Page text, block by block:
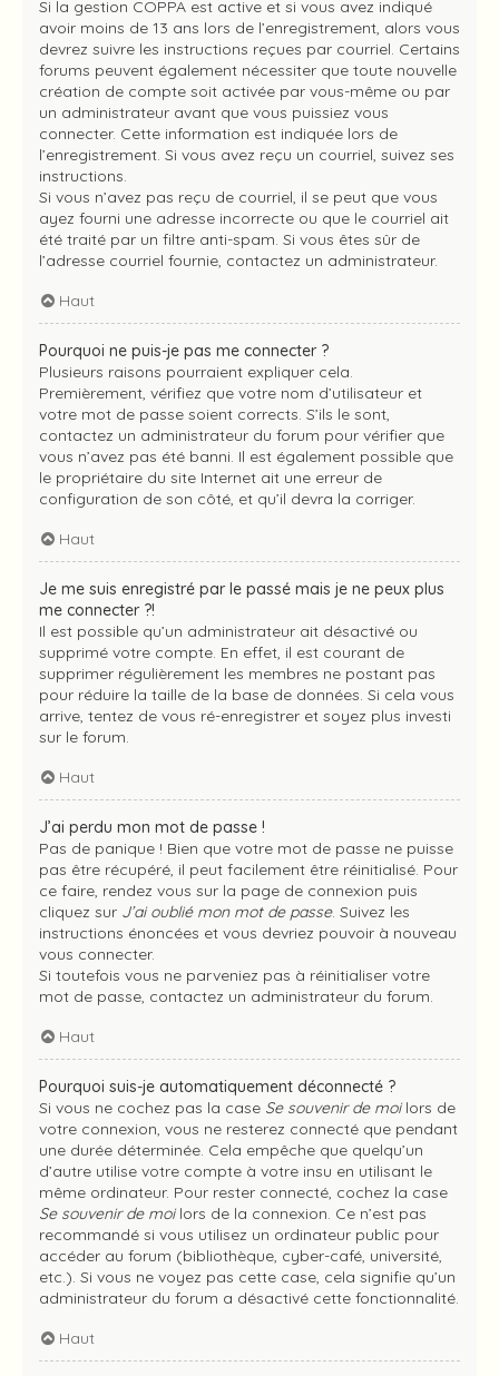
Si la gestion COPPA est active et si vous avez indiqué
avoir moins de 13 ans lors de l’enregistrement, alors vous
devrez suivre les instructions reçues par courriel. Certains
forums peuvent également nécessiter que toute nouvelle
création de compte soit activée par vous-même ou par
un administrateur avant que vous puissiez vous
connecter. Cette information est indiquée lors de
l’enregistrement. Si vous avez reçu un courriel, suivez ses
instructions.
Si vous n’avez pas reçu de courriel, il se peut que vous
ayez fourni une adresse incorrecte ou que le courriel ait
été traité par un filtre anti-spam. Si vous êtes sûr de
l’adresse courriel fournie, contactez un administrateur.
Haut
Pourquoi ne puis-je pas me connecter ?
Plusieurs raisons pourraient expliquer cela.
Premièrement, vérifiez que votre nom d’utilisateur et
votre mot de passe soient corrects. S’ils le sont,
contactez un administrateur du forum pour vérifier que
vous n’avez pas été banni. Il est également possible que
le propriétaire du site Internet ait une erreur de
configuration de son côté, et qu’il devra la corriger.
Haut
Je me suis enregistré par le passé mais je ne peux plus
me connecter ?!
Il est possible qu’un administrateur ait désactivé ou
supprimé votre compte. En effet, il est courant de
supprimer régulièrement les membres ne postant pas
pour réduire la taille de la base de données. Si cela vous
arrive, tentez de vous ré-enregistrer et soyez plus investi
sur le forum.
Haut
J’ai perdu mon mot de passe !
Pas de panique ! Bien que votre mot de passe ne puisse
pas être récupéré, il peut facilement être réinitialisé. Pour
ce faire, rendez vous sur la page de connexion puis
cliquez sur J’ai oublié mon mot de passe. Suivez les
instructions énoncées et vous devriez pouvoir à nouveau
vous connecter.
Si toutefois vous ne parveniez pas à réinitialiser votre
mot de passe, contactez un administrateur du forum.
Haut
Pourquoi suis-je automatiquement déconnecté ?
Si vous ne cochez pas la case Se souvenir de moilors de
votre connexion, vous ne resterez connecté que pendant
une durée déterminée. Cela empêche que quelqu’un
d’autre utilise votre compte à votre insu en utilisant le
même ordinateur. Pour rester connecté, cochez la case
Se souvenir de moilors de la connexion. Ce n’est pas
recommandé si vous utilisez un ordinateur public pour
accéder au forum (bibliothèque, cyber-café, université,
etc.). Si vous ne voyez pas cette case, cela signifie qu’un
administrateur du forum a désactivé cette fonctionnalité.
Haut